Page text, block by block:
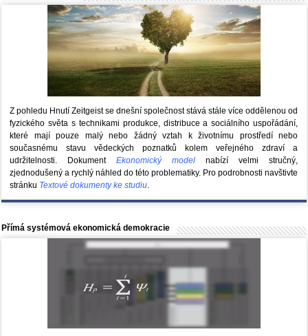
Z pohledu Hnutí Zeitgeist se dnešní společnost stává stále více oddělenou od
fyzického světa s technikami produkce, distribuce a sociálního uspořádání,
které mají pouze malý nebo žádný vztah k životnímu prostředí nebo
současnému stavu vědeckých poznatků kolem veřejného zdraví a
udržitelnosti. DokumentEkonomický model nabízí velmi stručný,
zjednodušený a rychlý náhled do této problematiky. Pro podrobnosti navštivte
stránku Textové dokumenty ke studiu.
Přímá systémová ekonomická demokracie